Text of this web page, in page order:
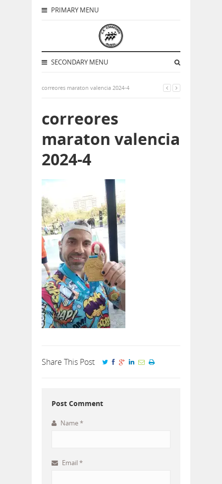
PRIMARY MENU
SECONDARY MENU
correores maraton valencia 2024-4
correores
maraton valencia
2024-4
Share This Post
Post Comment
Name*
Email *